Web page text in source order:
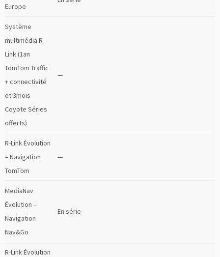
Europe
Système
multimédia R-
Link (1an
TomTom Traffic
+ connectivité
et 3mois
Coyote Séries
offerts)
—
R-Link Évolution
– Navigation
TomTom
—
MediaNav
Évolution –
Navigation
Nav&Go
En série
R-Link Évolution